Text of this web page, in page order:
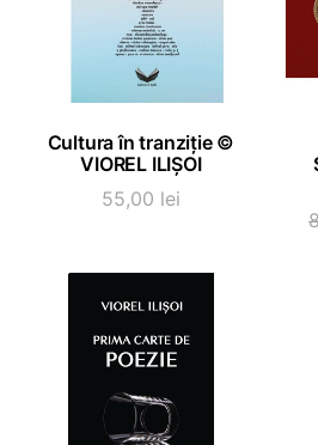
ADAUGĂ ÎN COȘ
Cultura în tranziție ©
VIOREL ILIȘOI
55,00 lei